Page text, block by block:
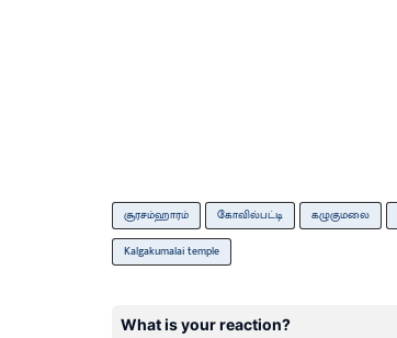
சூரசம்ஹாரம் கோவில்பட்டி கழுகுமலை
Kalgakumalai temple